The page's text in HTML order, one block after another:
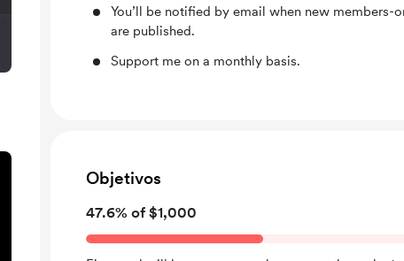
You’ll be notified by email when new members-
are published.
Support me on a monthly basis.
Objetivos
47.6% of $1,000